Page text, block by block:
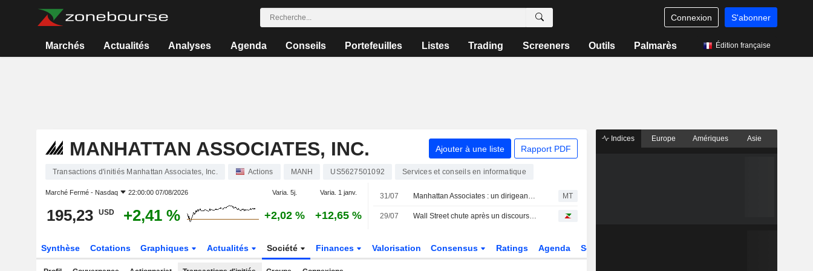
Connexion S'abonner
Marchés Actualités Analyses Agenda Conseils Portefeuilles Listes Trading Screeners Outils Palmarès Édition française
MANHATTAN ASSOCIATES, INC. Ajouter à une liste Rapport PDF
Transactions d'initiés Manhattan Associates, Inc. Actions MANH US5627501092 Services et conseils en informatique
Marché Fermé - Nasdaq 22:00:00 07/08/2026 Varia. 5j. Varia. 1 janv.
195,23 USD +2,41 % +2,02 % +12,65 %
31/07 Manhattan Associates : un dirigeant cède des actions pour plus d'un million de dollars, selon un document de la SEC MT
29/07 Wall Street chute après un discours de la Fed opaque et une escalade du conflit en Iran
Synthèse Cotations Graphiques Actualités Société Finances Valorisation Consensus Ratings Agenda Secteur
Indices Europe Amériques Asie